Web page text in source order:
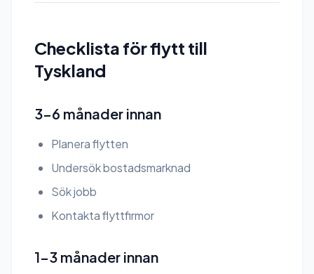
Checklista för flytt till
Tyskland
3-6 månader innan
Planera flytten
Undersök bostadsmarknad
Sök jobb
Kontakta flyttfirmor
1-3 månader innan